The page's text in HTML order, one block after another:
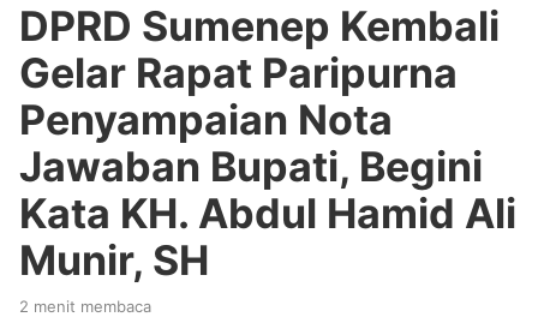
DPRD Sumenep Kembali
Gelar Rapat Paripurna
Penyampaian Nota
Jawaban Bupati, Begini
Kata KH. Abdul Hamid Ali
Munir, SH
2 menit membaca